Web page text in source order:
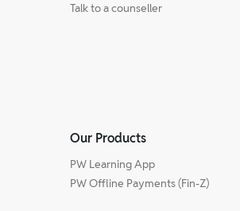
Talk to a counseller
Our Products
PW Learning App
PW Offline Payments (Fin-Z)